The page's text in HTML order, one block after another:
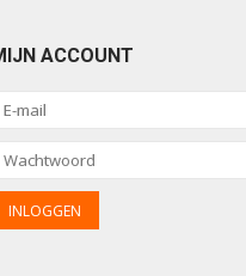
ACCOUNT